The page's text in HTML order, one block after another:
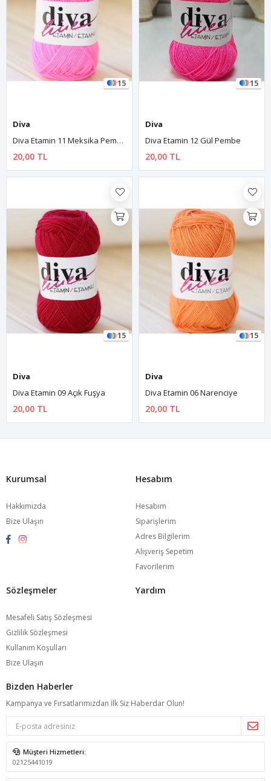
15
Diva
Diva Etamin 11 Meksika Pembe
20,00 TL
15
Diva
Diva Etamin 12 Gül Pembe
20,00 TL
15
Diva
Diva Etamin 09 Açık Fuşya
20,00 TL
15
Diva
Diva Etamin 06 Narenciye
20,00 TL
Kurumsal
Hakkımızda
Bize Ulaşın
Hesabım
Hesabım
Siparişlerim
Adres Bilgilerim
Alışveriş Sepetim
Favorilerim
Sözleşmeler
Mesafeli Satış Sözleşmesi
Gizlilik Sözleşmesi
Kullanım Koşulları
Bize Ulaşın
Yardım
Bizden Haberler
Kampanya ve Fırsatlarımızdan İlk Siz Haberdar Olun!
Müşteri Hizmetleri:
02125441019